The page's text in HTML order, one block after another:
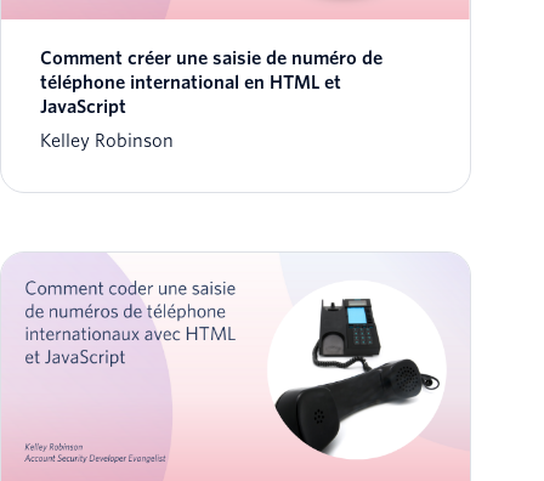
Comment créer une saisie de numéro de
téléphone international en HTML et
JavaScript
Kelley Robinson